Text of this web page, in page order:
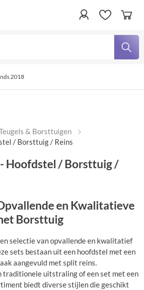
bij besteding vanaf € 100,- binnen Nederland
2018
& Borsttuigen
/ Borsttuig / Reins
Hoofdstel / Borsttuig /
en Kwalitatieve
Borsttuig
selectie van opvallende en kwalitatief
sets bestaan uit een hoofdstel met een
aangevuld met split reins.
traditionele uitstraling of een set met een
biedt diverse stijlen die geschikt